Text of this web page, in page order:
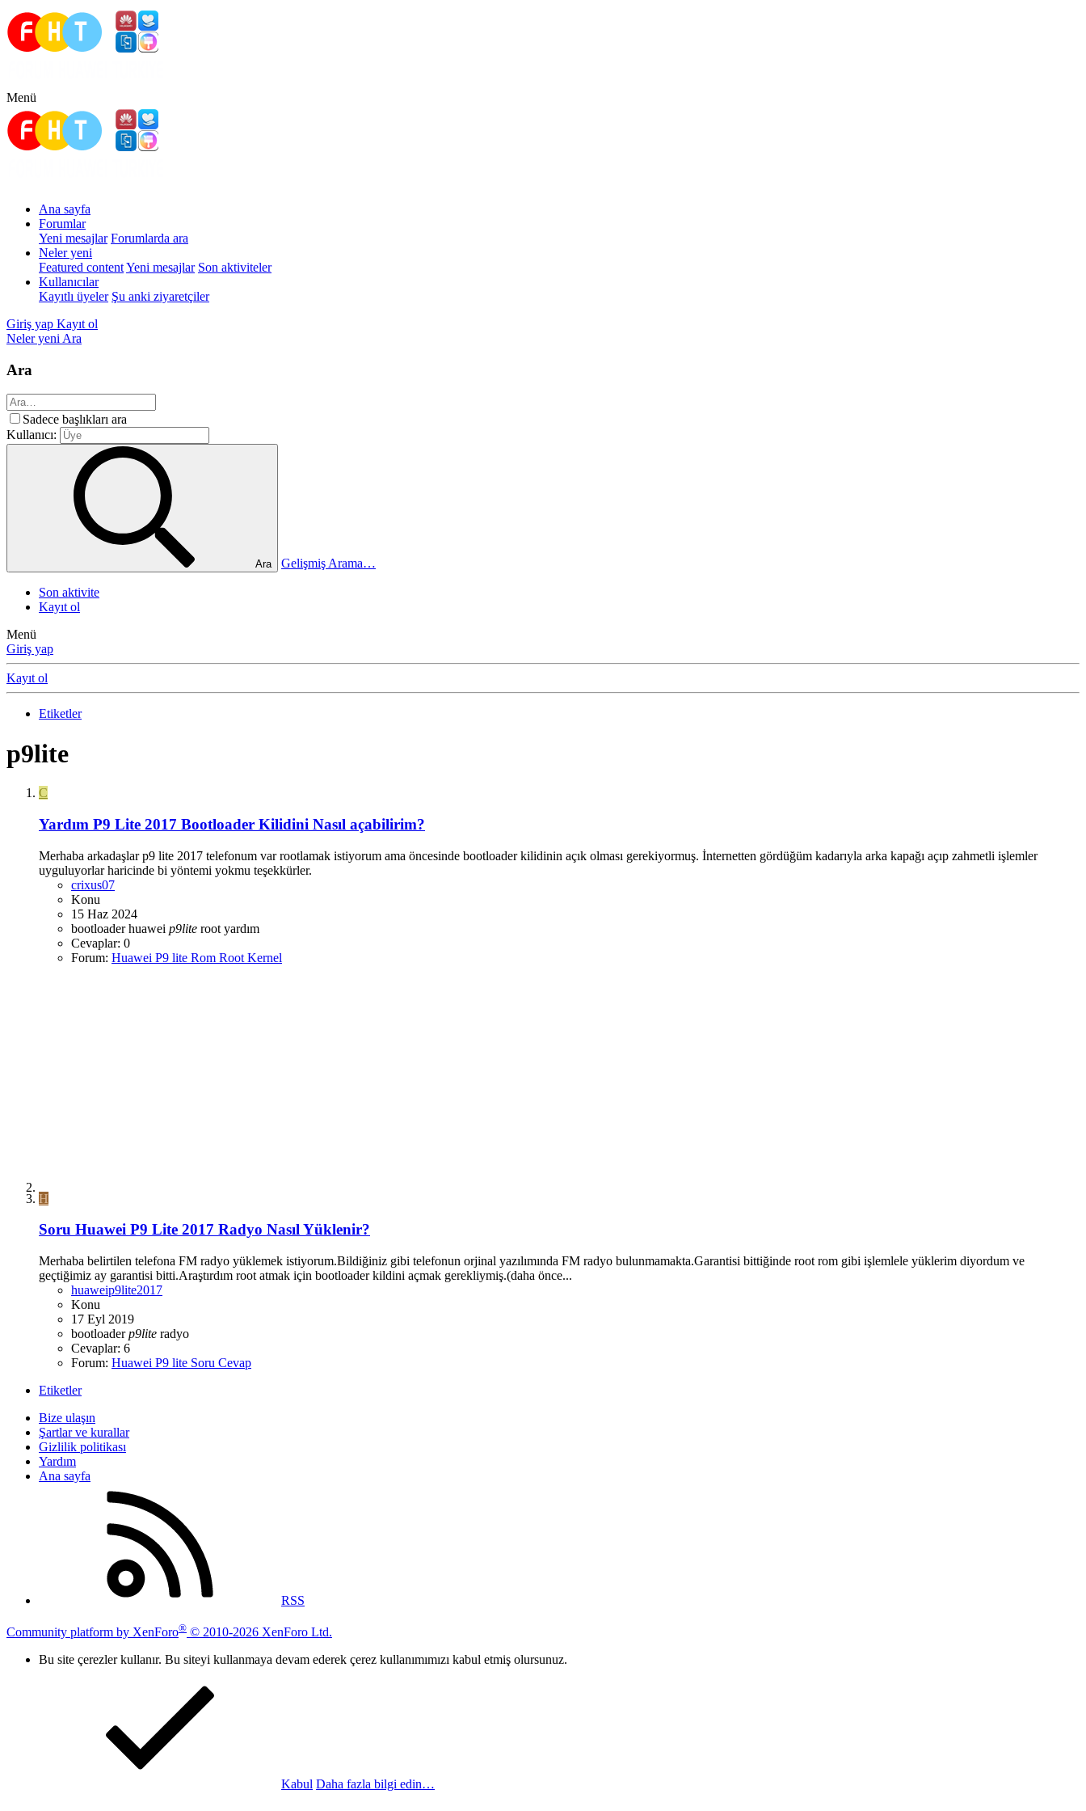
Menü
Ana sayfa
Forumlar
Yeni mesajlar Forumlarda ara
Neler yeni
Featured contentYeni mesajlar Son aktiviteler
Kullanıcılar
Kayıtlı üyeler Şu anki ziyaretçiler
Giriş yap Kayıt ol
Neler yeni Ara
Ara
Sadece başlıkları ara
Kullanıcı:
Ara Gelişmiş Arama…
Son aktivite
Kayıt ol
Menü
Giriş yap
Kayıt ol
Etiketler
p9lite
C
Yardım P9 Lite 2017 Bootloader Kilidini Nasıl açabilirim?
Merhaba arkadaşlar p9 lite 2017 telefonum var rootlamak istiyorum ama öncesinde bootloader kilidinin açık olması gerekiyormuş. İnternetten gördüğüm kadarıyla arka kapağı açıp zahmetli işlemler
uyguluyorlar haricinde bi yöntemi yokmu teşekkürler.
crixus07
Konu
15 Haz 2024
bootloaderhuawei p9lite root yardım
Cevaplar: 0
Forum: Huawei P9 lite Rom Root Kernel
H
Soru Huawei P9 Lite 2017 Radyo Nasıl Yüklenir?
Merhaba belirtilen telefona FM radyo yüklemek istiyorum.Bildiğiniz gibi telefonun orjinal yazılımında FM radyo bulunmamakta.Garantisi bittiğinde root rom gibi işlemlele yüklerim diyordum ve
geçtiğimiz ay garantisi bitti.Araştırdım root atmak için bootloader kildini açmak gerekliymiş.(daha önce...
huaweip9lite2017
Konu
17 Eyl 2019
bootloaderp9lite radyo
Cevaplar: 6
Forum: Huawei P9 lite Soru Cevap
Etiketler
Bize ulaşın
Şartlar ve kurallar
Gizlilik politikası
Yardım
Ana sayfa
RSS
Community platform by XenForo® © 2010-2026 XenForo Ltd.
Bu site çerezler kullanır. Bu siteyi kullanmaya devam ederek çerez kullanımımızı kabul etmiş olursunuz.
Kabul Daha fazla bilgi edin…